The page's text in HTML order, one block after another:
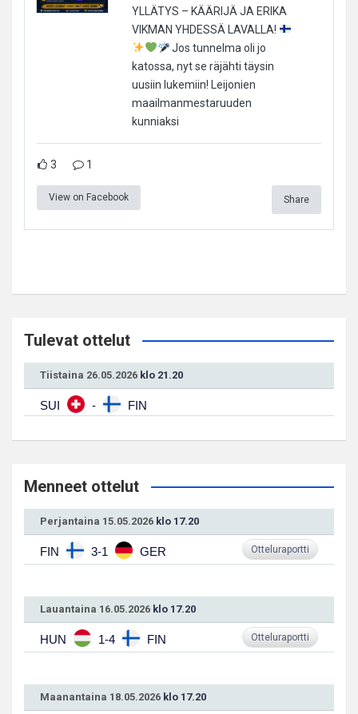
YLLÄTYS – KÄÄRIJÄ JA ERIKA
VIKMAN YHDESSÄ LAVALLA!
Jos tunnelma oli jo
katossa, nyt se räjähti täysin
uusiin lukemiin! Leijonien
maailmanmestaruuden
kunniaksi
3 1
View on Facebook Share
Tulevat ottelut
Tiistaina 26.05.2026 klo 21.20
SUI - FIN
Menneet ottelut
Perjantaina 15.05.2026 klo 17.20
FIN 3-1 GER Otteluraportti
Lauantaina 16.05.2026 klo 17.20
HUN 1-4 FIN Otteluraportti
Maanantaina 18.05.2026 klo 17.20